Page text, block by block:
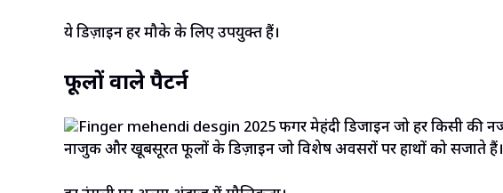
ये डिज़ाइन हर मौके के लिए उपयुक्त हैं।
फूलों वाले पैटर्न
नाजुक और खूबसूरत फूलों के डिज़ाइन जो विशेष अवसरों पर हाथों को सजाते हैं।